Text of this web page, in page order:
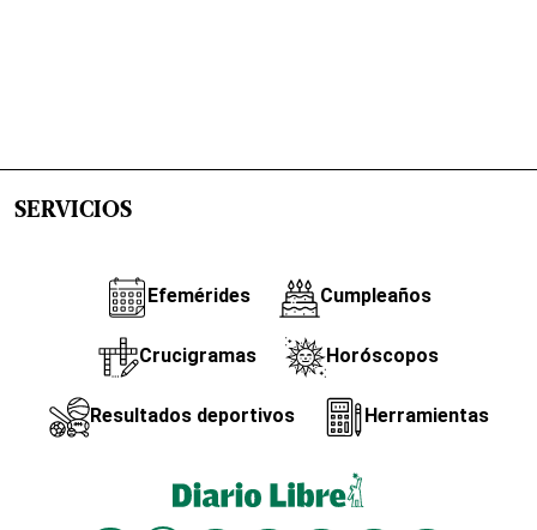
SERVICIOS
Efemérides Cumpleaños
Crucigramas Horóscopos
Resultados deportivos Herramientas